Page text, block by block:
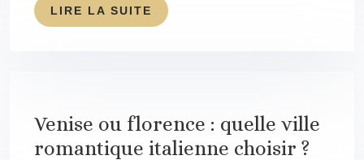
LIRE LA SUITE
Venise ou florence : quelle ville
romantique italienne choisir ?